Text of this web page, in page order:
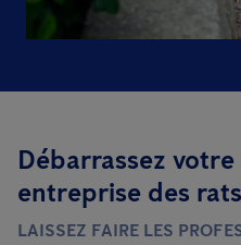
Débarrassez
entreprise des
LAISSEZ FAIRE LES